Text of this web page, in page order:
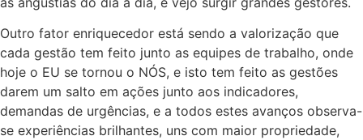
Outro fator enriquecedor está sendo a valorização que
cada gestão tem feito junto as equipes de trabalho, onde
hoje o EU se tornou o NÓS, e isto tem feito as gestões
darem um salto em ações junto aos indicadores,
demandas de urgências, e a todos estes avanços observa-
se experiências brilhantes, uns com maior propriedade,